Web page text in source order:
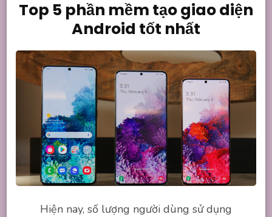
Top 5 phần mềm tạo giao diện
Android tốt nhất
Hiện nay, số lượng người dùng sử dụng